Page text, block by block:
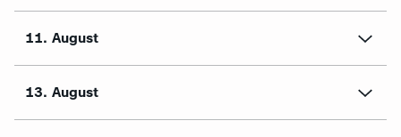
11. August
13. August